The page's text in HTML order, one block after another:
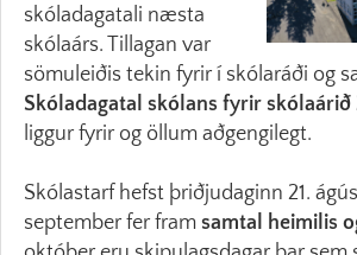
skóladagatali næsta
skólaárs. Tillagan var
sömuleiðis tekin fyrir í skólaráði og
Skóladagatal skólans fyrir skólaárið
liggur fyrir og öllum aðgengilegt.
Skólastarf hefst þriðjudaginn 21.
september fer fram samtal heimilis